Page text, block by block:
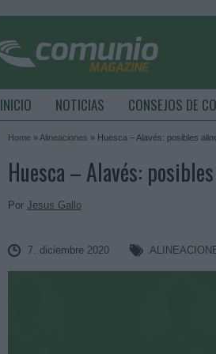
INICIO NOTICIAS CONSEJOS DE
Home »Alineaciones » Huesca – Alavés: posibles
Huesca – Alavés:
Por Jesus Gallo
7. diciembre 2020